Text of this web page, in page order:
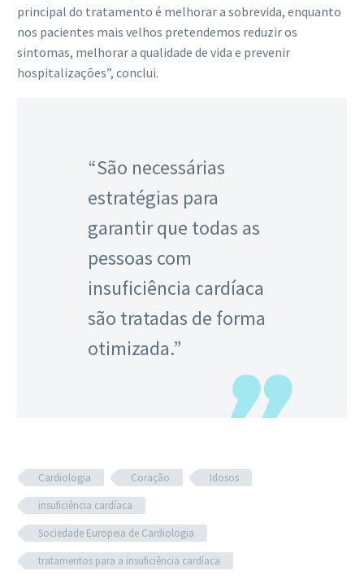
principal do tratamento é melhorar a sobrevida, enquanto
nos pacientes mais velhos pretendemos reduzir os
sintomas, melhorar a qualidade de vida e prevenir
hospitalizações”, conclui.
“São necessárias
estratégias para
garantir que todas as
pessoas com
insuficiência cardíaca
são tratadas de forma
otimizada.”
Cardiologia Coração
Idosos
insuficiência cardíaca
Sociedade Europeia de Cardiologia
tratamentos para a insuficiência cardíaca